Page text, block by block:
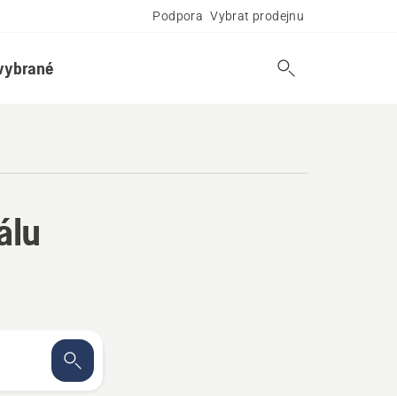
Podpora Vybrat prodejnu